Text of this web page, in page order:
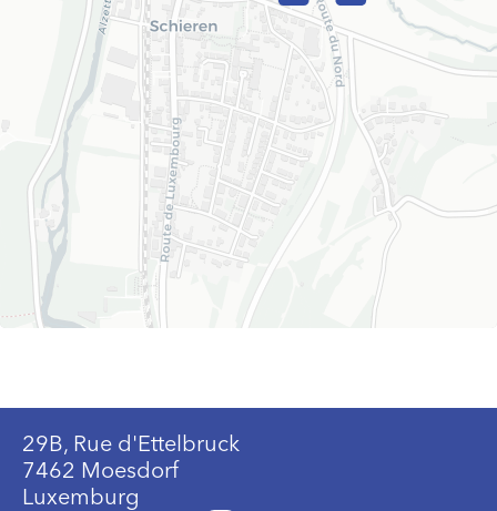
29B, Rue d'Ettelbruck
7462 Moesdorf
Luxemburg